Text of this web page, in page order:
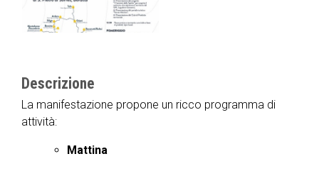
Descrizione
La manifestazione propone un ricco programma di
attività:
Mattina